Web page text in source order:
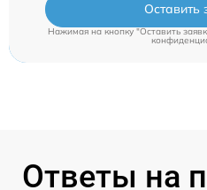
Оставить
Нажимая на кнопку "Оставить
Ответы на